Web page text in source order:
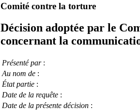
Comité contre la torture
Décision adoptée par le
concernant la
Présenté par:
Au nom de :
État partie :
Date de la requête :
Date de la présente décision :